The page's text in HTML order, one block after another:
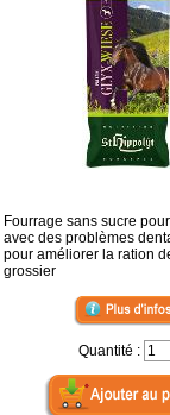
Fourrage sans sucre
avec des problèmes
pour améliorer la ration
grossier
Quantité :